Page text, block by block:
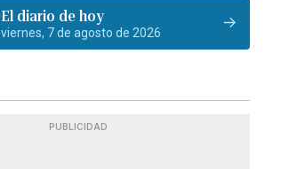
El diario de hoy
viernes, 7 de agosto de 2026
PUBLICIDAD